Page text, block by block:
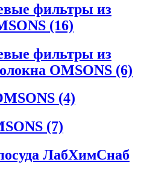
фильтры из
(16)
фильтры из
OMSONS (6)
(4)
(7)
ЛабХимСнаб